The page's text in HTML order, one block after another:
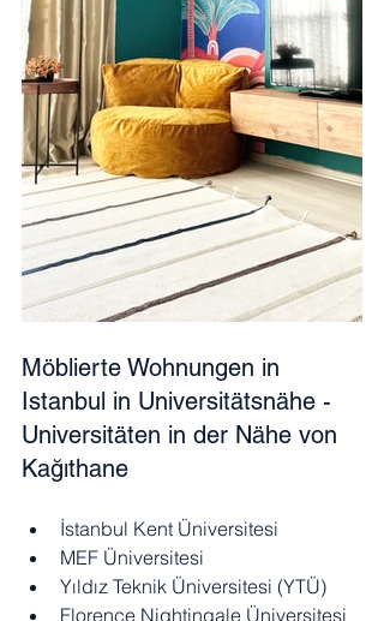
Möblierte Wohnungen in
Istanbul in Universitätsnähe -
Universitäten in der Nähe von
Kağıthane
İstanbul Kent Üniversitesi
MEF Üniversitesi
Yıldız Teknik Üniversitesi (YTÜ)
Florence Nightingale Üniversitesi